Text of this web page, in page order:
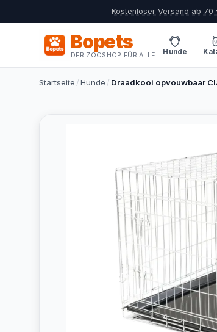
Kostenloser Versand ab 70
Bopets
DER ZOOSHOP FÜR ALLE Hunde
Startseite /Hunde / Draadkooi opvouwbaar